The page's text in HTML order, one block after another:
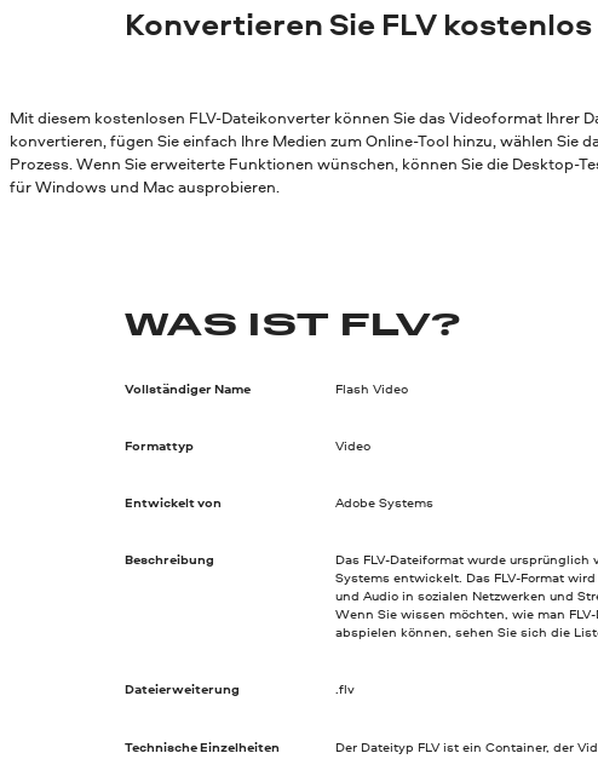
Konvertieren Sie FLV
Mit diesem kostenlosen FLV-Dateikonverter können Sie das Videoformat Ihrer
konvertieren, fügen Sie einfach Ihre Medien zum Online-Tool hinzu, wählen Sie
Prozess. Wenn Sie erweiterte Funktionen wünschen, können Sie die Desktop-
für Windows und Mac ausprobieren.
WAS IST FLV?
Vollständiger Name Flash Video
Formattyp Video
Entwickelt von Adobe Systems
Beschreibung
Das FLV-Dateiformat wurde
Systems entwickelt. Das FLV-Format
und Audio in sozialen Netzwerken und
Wenn Sie wissen möchten, wie man
abspielen können, sehen Sie sich die
Dateierweiterung .flv
Technische Einzelheiten
Der Dateityp FLV ist ein Container, der